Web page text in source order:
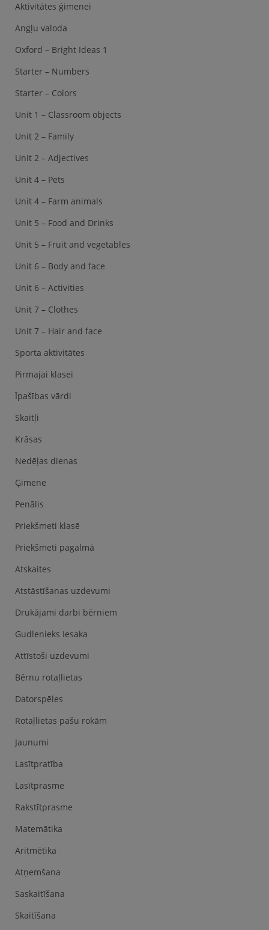
Aktivitātes ģimenei
Angļu valoda
Oxford – Bright Ideas 1
Starter – Numbers
Starter – Colors
Unit 1 – Classroom objects
Unit 2 – Family
Unit 2 – Adjectives
Unit 4 – Pets
Unit 4 – Farm animals
Unit 5 – Food and Drinks
Unit 5 – Fruit and vegetables
Unit 6 – Body and face
Unit 6 – Activities
Unit 7 – Clothes
Unit 7 – Hair and face
Sporta aktivitātes
Pirmajai klasei
Īpašības vārdi
Skaitļi
Krāsas
Nedēļas dienas
Ģimene
Penālis
Priekšmeti klasē
Priekšmeti pagalmā
Atskaites
Atstāstīšanas uzdevumi
Drukājami darbi bērniem
Gudlenieks Iesaka
Attīstoši uzdevumi
Bērnu rotaļlietas
Datorspēles
Rotaļlietas pašu rokām
Jaunumi
Lasītpratība
Lasītprasme
Rakstītprasme
Matemātika
Aritmētika
Atņemšana
Saskaitīšana
Skaitīšana